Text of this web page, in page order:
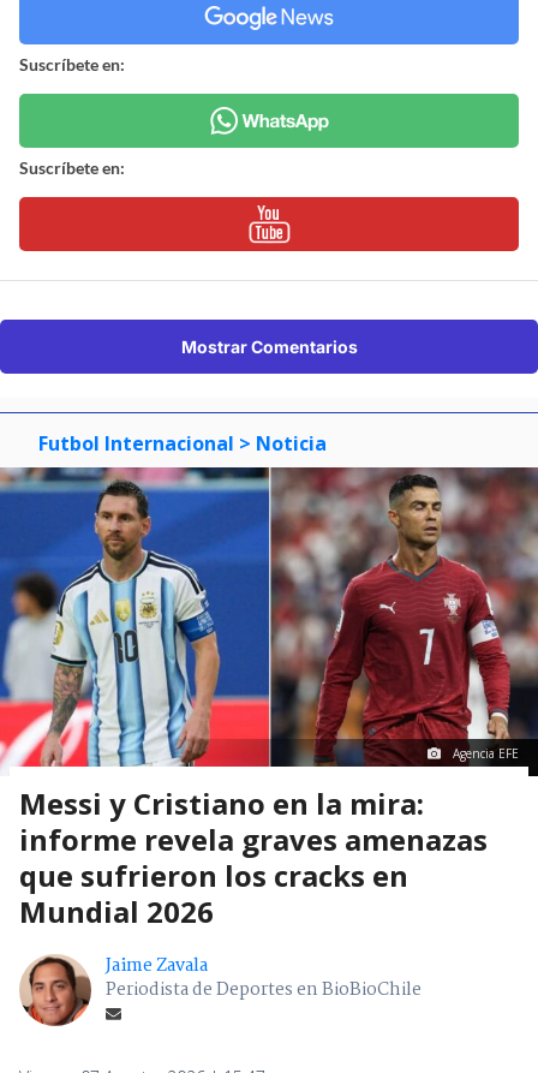
Suscríbete en:
Suscríbete en:
Mostrar Comentarios
Futbol Internacional > Noticia
Agencia EFE
Messi y Cristiano en la mira:
informe revela graves amenazas
que sufrieron los cracks en
Mundial 2026
Jaime Zavala
Periodista de Deportes en BioBioChile